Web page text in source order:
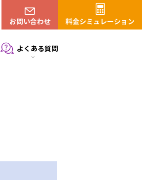
お問い合わせ 料金シミュレーション
よくある質問